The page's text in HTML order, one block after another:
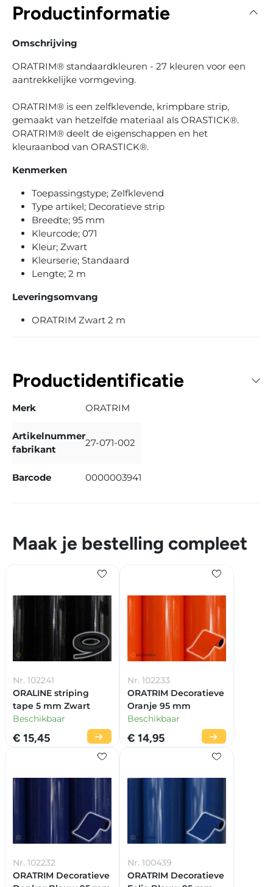
Productinformatie
Omschrijving
ORATRIM® standaardkleuren - 27 kleuren voor een
aantrekkelijke vormgeving.
ORATRIM® is een zelfklevende, krimpbare strip,
gemaakt van hetzelfde materiaal als ORASTICK®.
ORATRIM® deelt de eigenschappen en het
kleuraanbod van ORASTICK®.
Kenmerken
Toepassingstype; Zelfklevend
Type artikel; Decoratieve strip
Breedte; 95 mm
Kleurcode; 071
Kleur; Zwart
Kleurserie; Standaard
Lengte; 2 m
Leveringsomvang
ORATRIM Zwart 2 m
Productidentificatie
Merk ORATRIM
Artikelnummer
fabrikant
27-071-002
Barcode 0000003941
Maak je bestelling compleet
Nr. 102241
ORALINE striping
tape 5 mm Zwart
Beschikbaar
€ 15,45
Nr. 102233
ORATRIM Decoratieve
Oranje 95 mm
Beschikbaar
€ 14,95
Nr. 102232
ORATRIM Decoratieve
Nr. 100439
ORATRIM Decoratieve